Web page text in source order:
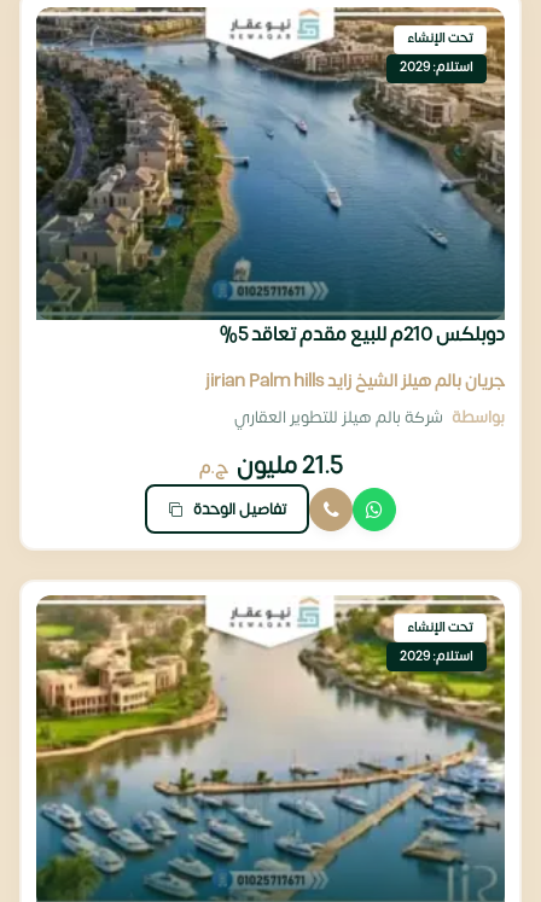
تحت الإنشاء
استلام: 2029
دوبلكس 210م للبيع مقدم تعاقد 5%
جريان بالم هيلز الشيخ زايد jirian Palm hills
بواسطة شركة بالم هيلز للتطوير العقاري
21.5 مليون ج.م
تفاصيل الوحدة
تحت الإنشاء
استلام: 2029